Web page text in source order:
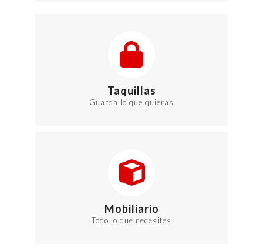
Taquillas
Guarda lo que quieras
Mobiliario
Todo lo que necesites